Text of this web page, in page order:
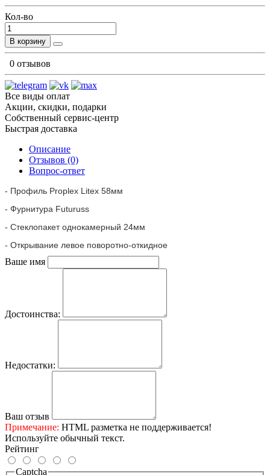
Кол-во
В корзину
0 отзывов
Все виды оплат
Акции, скидки, подарки
Собственный сервис-центр
Быстрая доставка
Описание
Отзывов (0)
Вопрос-ответ
- Профиль Proplex Litex 58мм
- Фурнитура Futuruss
- Стеклопакет однокамерный 24мм
- Открывание левое поворотно-откидное
Ваше имя
Достоинства:
Недостатки:
Ваш отзыв
Примечание: HTML разметка не поддерживается!
Используйте обычный текст.
Рейтинг
Captcha